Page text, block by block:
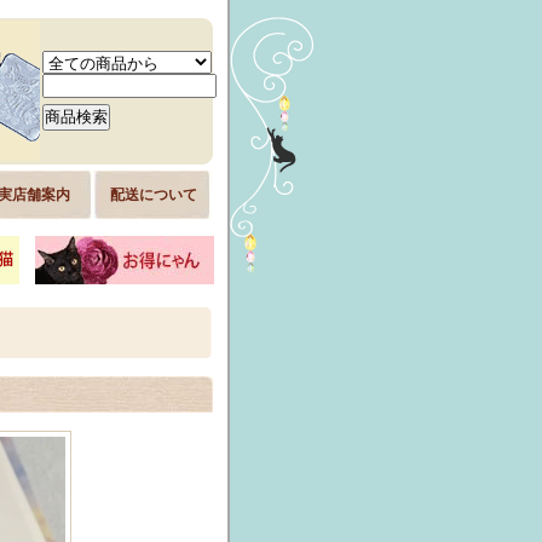
店舗案内 配送について